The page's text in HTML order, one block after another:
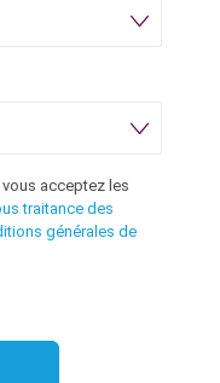
acceptez les
traitance des
générales de